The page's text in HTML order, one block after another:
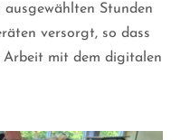
Stunden
versorgt, so dass
mit dem digitalen